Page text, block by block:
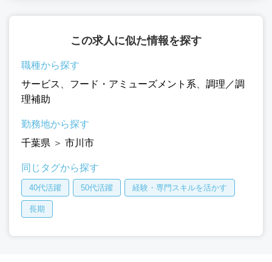
この求人に似た情報を探す
職種から探す
サービス 、 フード・アミューズメント系、 調理／調
理補助
勤務地から探す
千葉県 ＞ 市川市
同じタグから探す
40代活躍 50代活躍 経験・専門スキルを活かす
長期